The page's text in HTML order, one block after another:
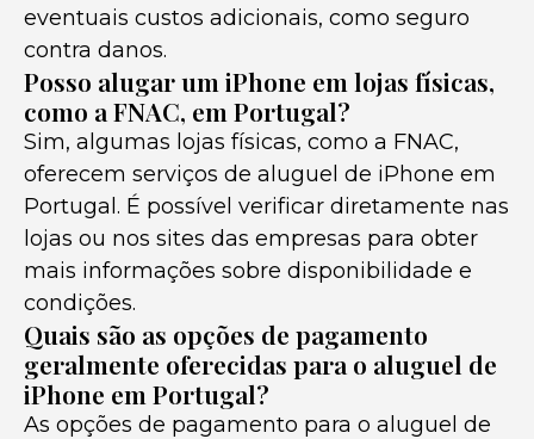
eventuais custos adicionais, como seguro
contra danos.
Posso alugar um iPhone em lojas físicas,
como a FNAC, em Portugal?
Sim, algumas lojas físicas, como a FNAC,
oferecem serviços de aluguel de iPhone em
Portugal. É possível verificar diretamente nas
lojas ou nos sites das empresas para obter
mais informações sobre disponibilidade e
condições.
Quais são as opções de pagamento
geralmente oferecidas para o aluguel de
iPhone em Portugal?
As opções de pagamento para o aluguel de